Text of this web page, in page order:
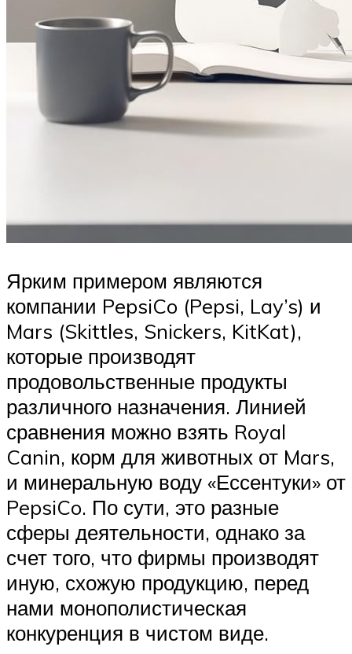
Ярким примером являются
компании PepsiCo (Pepsi, Lay’s) и
Mars (Skittles, Snickers, KitKat),
которые производят
продовольственные продукты
различного назначения. Линией
сравнения можно взять Royal
Canin, корм для животных от Mars,
и минеральную воду «Ессентуки» от
PepsiCo. По сути, это разные
сферы деятельности, однако за
счет того, что фирмы производят
иную, схожую продукцию, перед
нами монополистическая
конкуренция в чистом виде.